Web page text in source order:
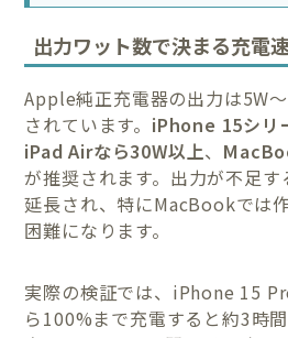
出力ワット数で決まる充電
Apple純正充電器の出力は5W
されています。 iPhone 15シリ
iPad Airなら30W以上、
が推奨されます。出力が不足
延長され、特にMacBookでは
困難になります。
実際の検証では、iPhone 15
ら100%まで充電すると約3時